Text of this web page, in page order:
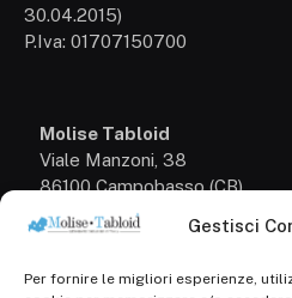
Gestisci
Per fornire le migliori esperienze,
30.04.2015)
P.Iva: 01707150700
Molise Tabloid
Viale Manzoni, 38
86100 Campobasso (CB)
+39 3333169466
Scrivici a: